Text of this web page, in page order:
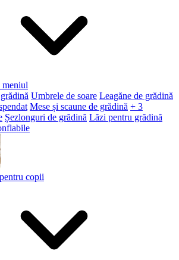
meniul
Umbrele de soare Leagăne de grădină
Mese și scaune de grădină + 3
Șezlonguri de grădină Lăzi pentru grădină
copii